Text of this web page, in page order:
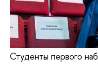
Студенты первого